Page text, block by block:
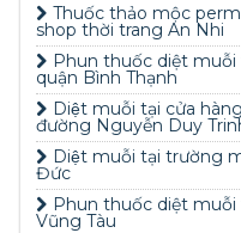
Thuốc thảo mộc
shop thời trang An Nhi
Phun thuốc diệt
quận Bình Thạnh
Diệt muỗi tại cửa
đường Nguyễn Duy
Diệt muỗi tại trường
Đức
Phun thuốc diệt
Vũng Tàu